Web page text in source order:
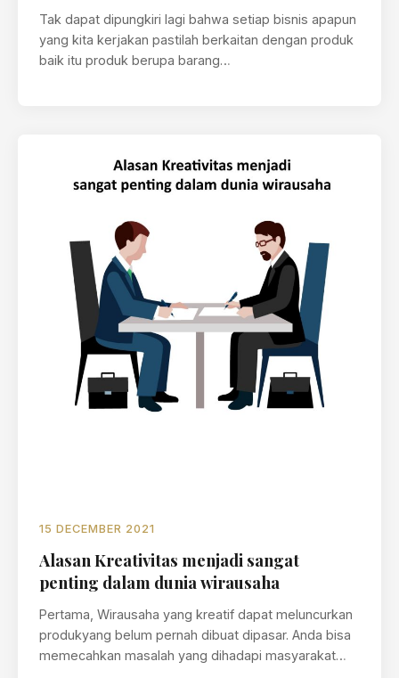
Tak dapat dipungkiri lagi bahwa setiap bisnis apapun
yang kita kerjakan pastilah berkaitan dengan produk
baik itu produk berupa barang…
15 DECEMBER 2021
Alasan Kreativitas menjadi sangat
penting dalam dunia wirausaha
Pertama, Wirausaha yang kreatif dapat meluncurkan
produkyang belum pernah dibuat dipasar. Anda bisa
memecahkan masalah yang dihadapi masyarakat